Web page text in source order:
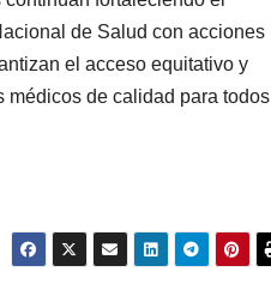
de Salud con acciones
el acceso equitativo y
médicos de calidad para todos